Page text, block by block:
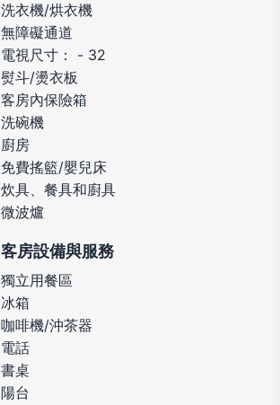
洗衣機/烘衣機
無障礙通道
電視尺寸： - 32
熨斗/燙衣板
客房內保險箱
洗碗機
廚房
免費搖籃/嬰兒床
炊具、餐具和廚具
微波爐
客房設備與服務
獨立用餐區
冰箱
咖啡機/沖茶器
電話
書桌
陽台